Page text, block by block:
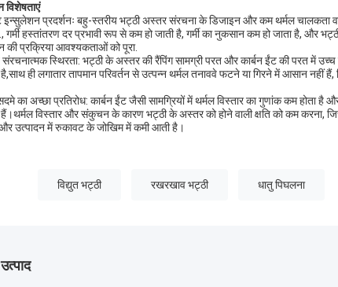
विशेषताएं
इन्सुलेशन प्रदर्शनः बहु-स्तरीय भट्ठी अस्तर संरचना के डिजाइन और कम थर्मल चालकता
गर्मी हस्तांतरण दर प्रभावी रूप से कम हो जाती है, गर्मी का नुकसान कम हो जाता है, और
की प्रक्रिया आवश्यकताओं को पूरा.
स्थिरता: भट्ठी के अस्तर की रैंपिंग सामग्री परत और कार्बन ईंट की परत में
ही लगातार तापमान परिवर्तन से उत्पन्न थर्मल तनाववे फटने या गिरने में आसान
का अच्छा प्रतिरोध: कार्बन ईंट जैसी सामग्रियों में थर्मल विस्तार का गुणांक कम होता
विस्तार और संकुचन के कारण भट्ठी के अस्तर को होने वाली क्षति को कम करना,
उत्पादन में रुकावट के जोखिम में कमी आती है।
विद्युत भट्ठी रखरखाव भट्ठी धातु पिघलना